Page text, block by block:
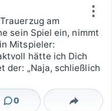
⋮
am
sein Spiel ein, nimmt
Mitspieler:
hätte ich Dich
der: „Naja, schließlich
0
Kommentare Teilen